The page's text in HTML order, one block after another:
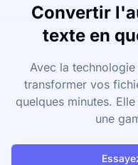
Convertir
texte en
Avec la
transformer vos
quelques minutes.
une